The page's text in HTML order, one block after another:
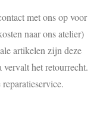
met ons op voor
naar ons atelier)
artikelen zijn deze
het retourrecht.